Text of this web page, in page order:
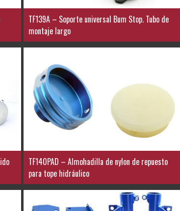
TF139A – Soporte universal Bum Stop. Tubo de
montaje largo
TF140PAD – Almohadilla de nylon de repuesto
para tope hidráulico